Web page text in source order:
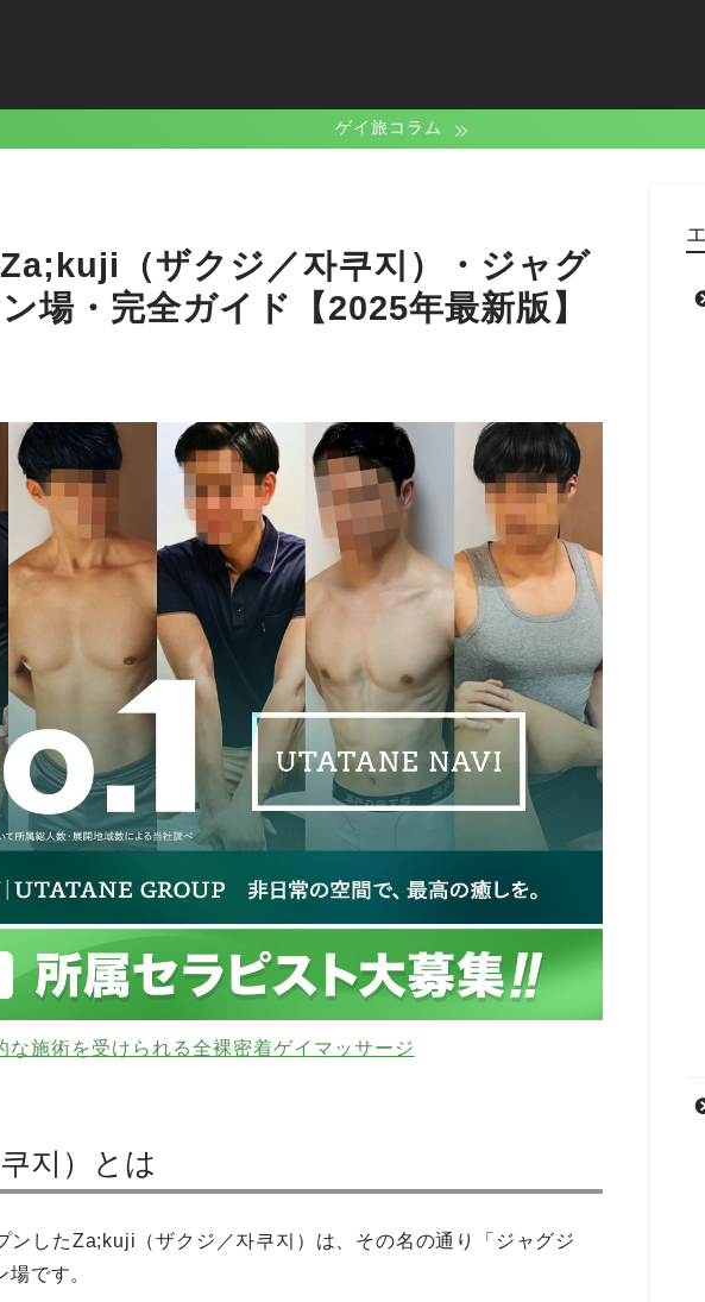
ゲイ旅コラム
Za;kuji（ザクジ／자쿠지）・ジャグ
場・完全ガイド【2025年最新版】
な施術を受けられる全裸密着ゲイマッサージ
지）とは
ンしたZa;kuji（ザクジ／자쿠지）は、その名の通り「ジャグジ
です。